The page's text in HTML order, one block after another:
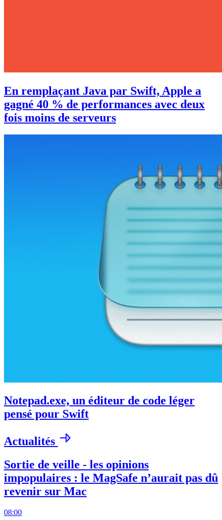
En remplaçant Java par Swift, Apple a
gagné 40 % de performances avec deux
fois moins de serveurs
Notepad.exe, un éditeur de code léger
pensé pour Swift
Actualités
Sortie de veille - les opinions
impopulaires : le MagSafe n’aurait pas dû
revenir sur Mac
08:00